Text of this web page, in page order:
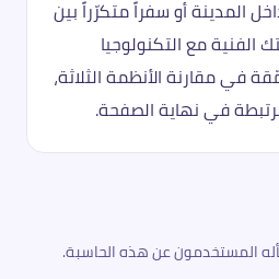
المدينة أو سفراً متكرّراً بين
الفنية مع التكنولوجيا
في مقارنة الأنظمة الثلاثة،
في نهاية الصفحة.
المستخدمون عن هذه الحاسبة.